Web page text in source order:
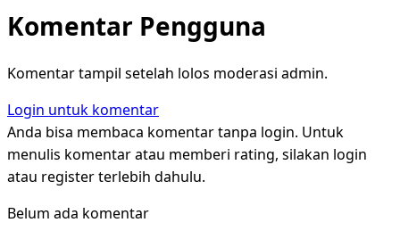
Komentar Pengguna
Komentar tampil setelah lolos moderasi admin.
Login untuk komentar
Anda bisa membaca komentar tanpa login. Untuk
menulis komentar atau memberi rating, silakan login
atau register terlebih dahulu.
Belum ada komentar